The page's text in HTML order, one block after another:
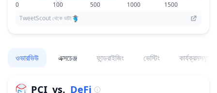
0 100 500 1000
1500
TweetScout থেকে ডাটা
ওভারভিউ এক্সচেঞ্জ ফান্ডরাইজিং ভেস্টিং কার্যক্রমসমূহ
PCI vs. DeFi